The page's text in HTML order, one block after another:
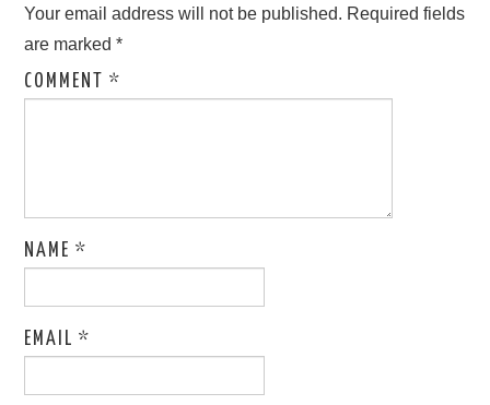
Your email address will not be published. Required fields
are marked*
COMMENT*
NAME*
EMAIL*